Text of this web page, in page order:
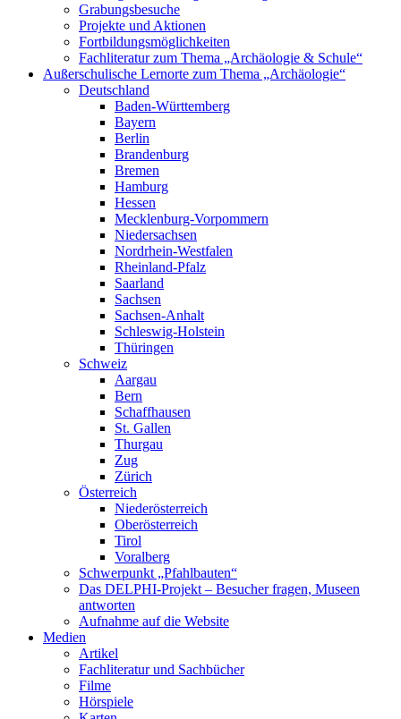
Grabungsbesuche
Projekte und Aktionen
Fortbildungsmöglichkeiten
Fachliteratur zum Thema „Archäologie & Schule“
Außerschulische Lernorte zum Thema „Archäologie“
Deutschland
Baden-Württemberg
Bayern
Berlin
Brandenburg
Bremen
Hamburg
Hessen
Mecklenburg-Vorpommern
Niedersachsen
Nordrhein-Westfalen
Rheinland-Pfalz
Saarland
Sachsen
Sachsen-Anhalt
Schleswig-Holstein
Thüringen
Schweiz
Aargau
Bern
Schaffhausen
St. Gallen
Thurgau
Zug
Zürich
Österreich
Niederösterreich
Oberösterreich
Tirol
Voralberg
Schwerpunkt „Pfahlbauten“
Das DELPHI-Projekt – Besucher fragen, Museen
antworten
Aufnahme auf die Website
Medien
Artikel
Fachliteratur und Sachbücher
Filme
Hörspiele